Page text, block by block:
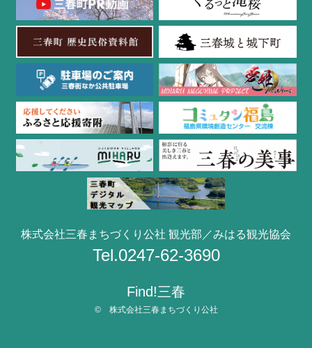
株式会社三春まちづくり公社 観光部／みはる観光協会
Tel.0247-62-3690
Find!三春
© 株式会社三春まちづくり公社